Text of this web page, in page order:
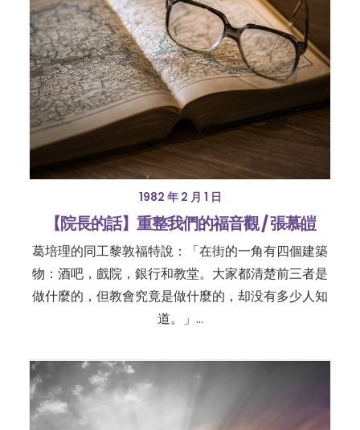
1982 年 2 月 1 日
【院長的話】重整我們的福音觀 / 張慕皚
葛培理的同工黎敦福特說：「在街的一角有四個建築
物：酒吧，戲院，銀行和教堂。大家都清楚前三者是
做什麼的，但教會究竟是做什麼的，却没有多少人知
道。」…